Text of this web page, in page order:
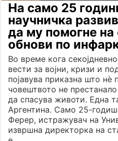
На само 25
научничка
да му помогне на
обнови по
Во време кога
вести за војни, кризи и
појавува приказна што нè
човештвото не
да спасува животи. Една
Аргентина. Само 25-
Ферер, истражувач на
извршна директорка на